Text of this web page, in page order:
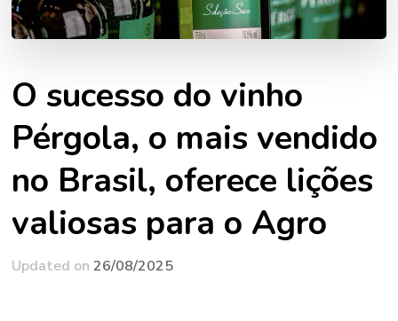
O sucesso do vinho
Pérgola, o mais vendido
no Brasil, oferece lições
valiosas para o Agro
Updated on26/08/2025